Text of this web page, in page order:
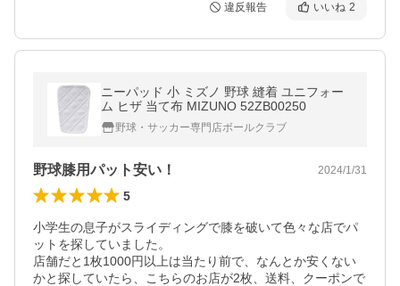
違反報告 いいね 2
ニーパッド 小 ミズノ 野球 縫着 ユニフォー
ム ヒザ 当て布 MIZUNO 52ZB00250
野球・サッカー専門店ボールクラブ
野球膝用パット安い！ 2024/1/31
5
小学生の息子がスライディングで膝を破いて色々な店でパ
ットを探していました。
店舗だと1枚1000円以上は当たり前で、なんとか安くない
かと探していたら、こちらのお店が2枚、送料、クーポンで